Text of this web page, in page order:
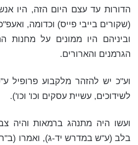
הדורות עד עצם היום הזה, היו
(שקורים בייבי פייס) וכדומה,
וביניהם היו ממונים על
הגרמנים והארורים.
וע"כ יש להזהר מלקבוע פרופיל
לשידוכים, עשיית עסקים וכו' וכו').
ועשו היה מתנהג ברמאות והיה
בלב (ע"ש במדרש יד-ג), ואמרו (ב"ר